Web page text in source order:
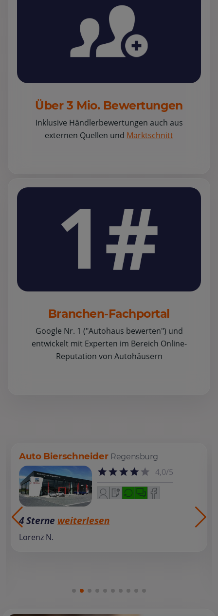
Über 3 Mio. Bewertungen
Inklusive Händlerbewertungen auch aus
externen Quellen und Marktschnitt
Branchen-Fachportal
Google Nr. 1 ("Autohaus bewerten") und
entwickelt mit Experten im Bereich Online-
Reputation von Autohäusern
Auto Bierschneider Regensburg
4,0/5
4 Sterne weiterlesen
Lorenz N.